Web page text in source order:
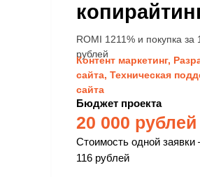
ROMI 1211% и покупка за
рублей
Контент маркетинг,
сайта, Техническая
сайта
Бюджет проекта
20 000 рублей
Стоимость одной
116 рублей